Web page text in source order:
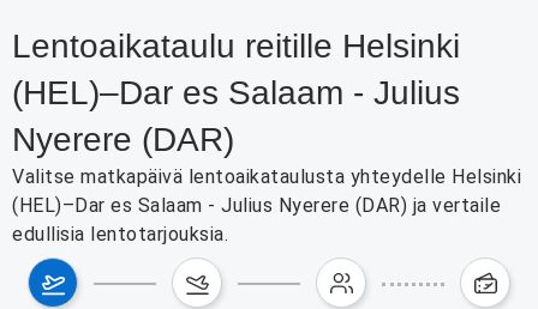
Lentoaikataulu reitille Helsinki
(HEL)–Dar es Salaam - Julius
Nyerere (DAR)
Valitse matkapäivä lentoaikataulusta yhteydelle Helsinki
(HEL)–Dar es Salaam - Julius Nyerere (DAR) ja vertaile
edullisia lentotarjouksia.